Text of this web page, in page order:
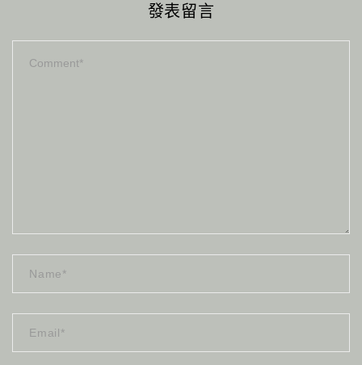
發表留言